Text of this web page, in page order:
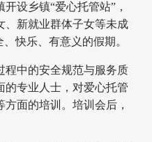
设乡镇“爱心托管站”，
、新就业群体子女等未成
快乐、有意义的假期。
中的安全规范与服务质
的专业人士，对爱心托管
面的培训。培训会后，